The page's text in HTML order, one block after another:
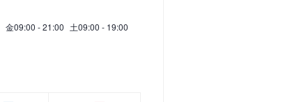
金09:00 - 21:00 土09:00 - 19:00